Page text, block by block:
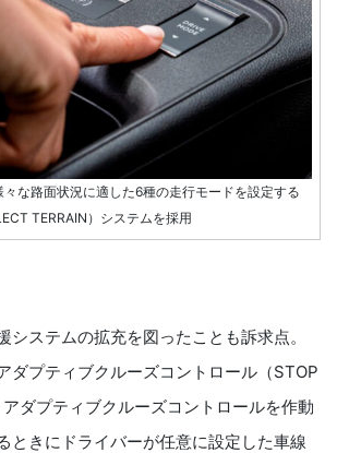
な路面状況に適した6種の走行モードを設定する
TERRAIN）システムを採用
ステムの拡充を図ったことも訴求点。
ダプティブクルーズコントロール（STOP
ダプティブクルーズコントロールを作動
ときにドライバーが任意に設定した車線